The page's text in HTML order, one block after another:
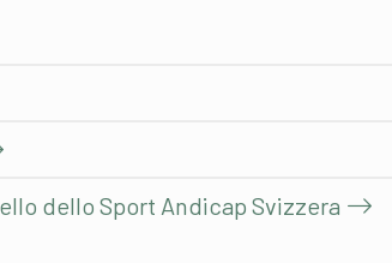
dello Sport Andicap Svizzera